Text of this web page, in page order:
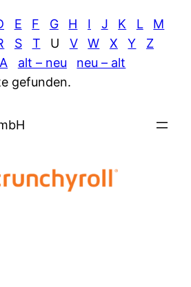
E F G H I J K L
M
S T U V W X Y
Z
alt – neu
neu – alt
gefunden.